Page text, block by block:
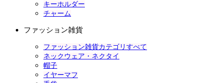
キーホルダー
チャーム
ファッション雑貨
ファッション雑貨カテゴリすべて
ネックウェア・ネクタイ
帽子
イヤーマフ